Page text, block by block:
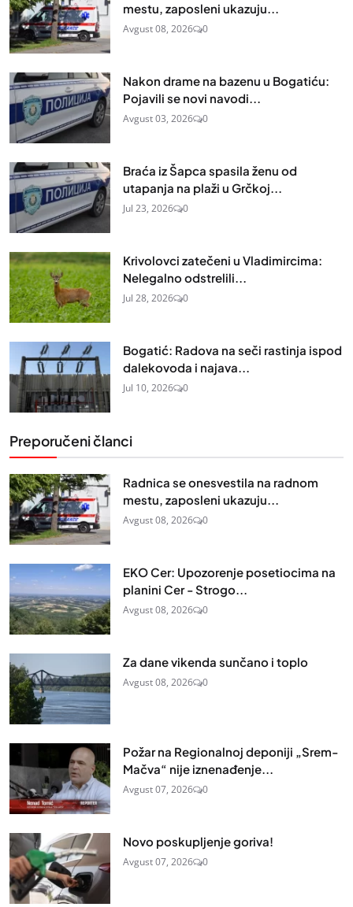
mestu, zaposleni ukazuju...
Avgust 08, 2026 0
Nakon drame na bazenu u Bogatiću:
Pojavili se novi navodi...
Avgust 03, 2026 0
Braća iz Šapca spasila ženu od
utapanja na plaži u Grčkoj...
Jul 23, 2026 0
Krivolovci zatečeni u Vladimircima:
Nelegalno odstrelili...
Jul 28, 2026 0
Bogatić: Radova na seči rastinja ispod
dalekovoda i najava...
Jul 10, 2026 0
Preporučeni članci
Radnica se onesvestila na radnom
mestu, zaposleni ukazuju...
Avgust 08, 2026 0
EKO Cer: Upozorenje posetiocima na
planini Cer - Strogo...
Avgust 08, 2026 0
Za dane vikenda sunčano i toplo
Avgust 08, 2026 0
Požar na Regionalnoj deponiji „Srem-
Mačva“ nije iznenađenje...
Avgust 07, 2026 0
Novo poskupljenje goriva!
Avgust 07, 2026 0